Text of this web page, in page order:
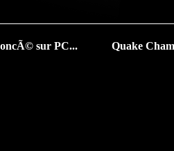
sur PC... Quake